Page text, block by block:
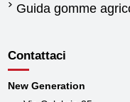
Guida gomme
Contattaci
New Generation